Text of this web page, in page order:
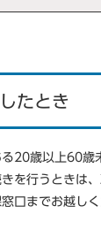
たとき
20歳以上60歳
を行うときは
口までお越し